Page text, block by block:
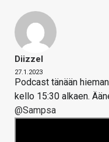
Diizzel
27.1.2023
Podcast tänään
kello 15:30 alkaen.
@Sampsa